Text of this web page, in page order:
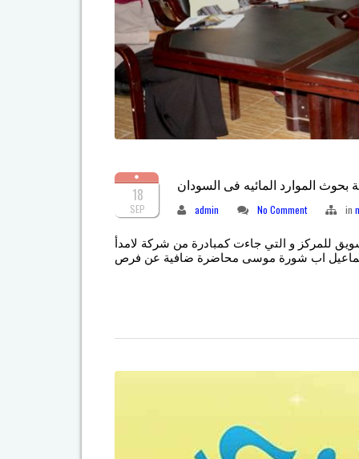
18
SEP
بحوث الموارد المائيه فى السودان
admin No Comment in
سمناراً لمناقشة خطة التسويق للمركز و التي جاءت كمبادرة من شركة لامدأ